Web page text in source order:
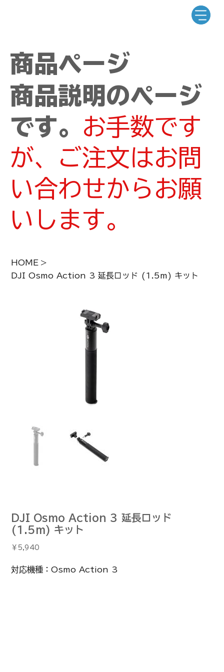
商品ページ
商品説明のページ
です。 お手数です
が、ご注文はお問
い合わせからお願
いします。
HOME >
DJI Osmo Action 3 延長ロッド (1.5m) キット
DJI Osmo Action 3 延長ロッド
(1.5m) キット
価
格
￥5,940
対応機種：Osmo Action 3